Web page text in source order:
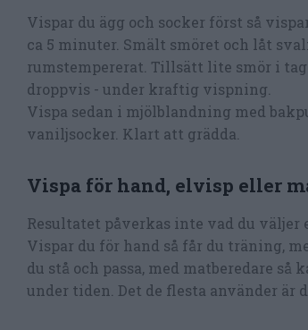
Vispar du ägg och socker först så
ca 5 minuter. Smält smöret och låt
rumstempererat. Tillsätt lite smör i
droppvis - under kraftig vispning.
Vispa sedan i mjölblandning med
vaniljsocker. Klart att grädda.
Vispa för hand, elvisp eller
Resultatet påverkas inte vad du väljer
Vispar du för hand så får du träning,
du stå och passa, med matberedare så
under tiden. Det de flesta använder är